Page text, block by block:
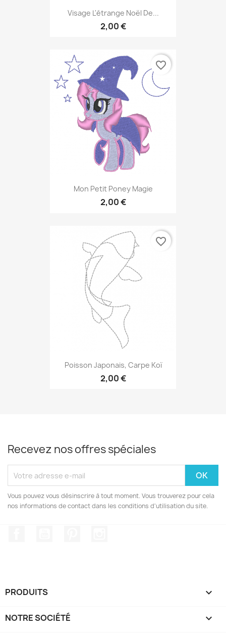
Visage L'étrange Noël De...
2,00 €
Mon Petit Poney Magie
2,00 €
favorite_border
Poisson Japonais, Carpe Koï
2,00 €
favorite_border
Recevez nos offres spéciales
Vous pouvez vous désinscrire à tout moment. Vous trouverez pour cela
nos informations de contact dans les conditions d'utilisation du site.
PRODUITS 
NOTRE SOCIÉTÉ 